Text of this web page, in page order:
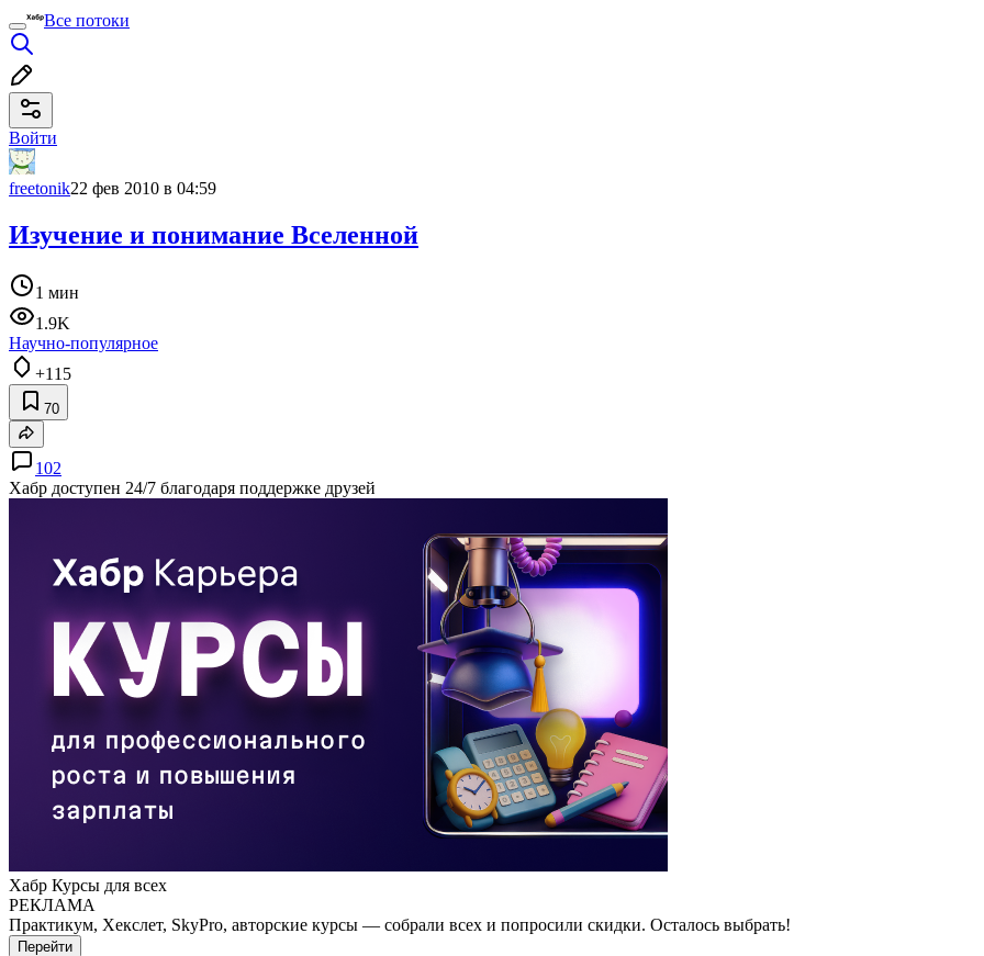
Все потоки
Войти
freetonik22 фев 2010 в 04:59
Изучение и понимание Вселенной
1 мин
1.9K
Научно-популярное
+115
70
102
Хабр доступен 24/7 благодаря поддержке друзей
Хабр Курсы для всех
РЕКЛАМА
Практикум, Хекслет, SkyPro, авторские курсы — собрали всех и попросили скидки. Осталось выбрать!
Перейти